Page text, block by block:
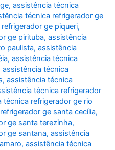
,assistência técnica
técnica refrigerador ge
ge piqueri,
ge pirituba,assistência
paulista,assistência
,assistência técnica
assistência técnica
,assistência técnica
técnica refrigerador
técnica refrigerador ge rio
ge santa cecília,
ge santa terezinha,
ge santana,assistência
,assistência técnica